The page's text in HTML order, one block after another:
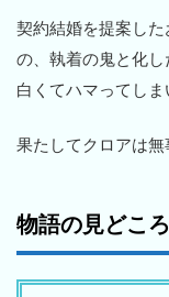
契約結婚を提案し
の、執着の鬼と化
白くてハマってしま
果たしてクロアは無
物語の見どころ